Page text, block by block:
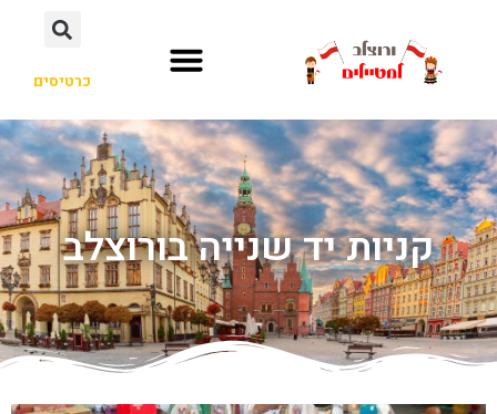
כרטיסים
קניות יד שנייה בורוצלב